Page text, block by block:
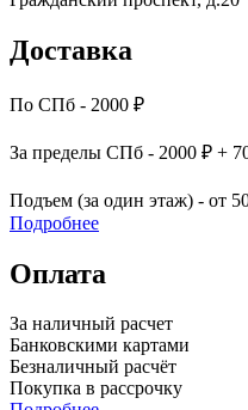
Доставка
По СПб - 2000 ₽
За пределы СПб - 2000 ₽ +
Подъем (за один этаж) - от
Подробнее
Оплата
За наличный расчет
Банковскими картами
Безналичный расчёт
Покупка в рассрочку